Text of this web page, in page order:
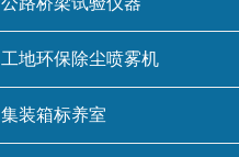
工地环保除尘喷雾机
集装箱标养室